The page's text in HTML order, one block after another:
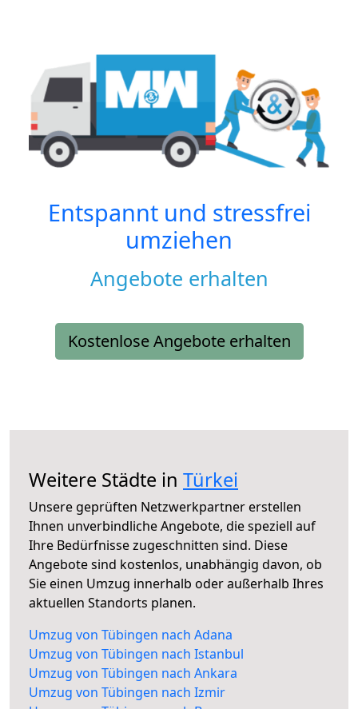
Entspannt und stressfrei
umziehen
Angebote erhalten
Kostenlose Angebote erhalten
Weitere Städte in Türkei
Unsere geprüften Netzwerkpartner erstellen
Ihnen unverbindliche Angebote, die speziell auf
Ihre Bedürfnisse zugeschnitten sind. Diese
Angebote sind kostenlos, unabhängig davon, ob
Sie einen Umzug innerhalb oder außerhalb Ihres
aktuellen Standorts planen.
Umzug von Tübingen nach Adana
Umzug von Tübingen nach Istanbul
Umzug von Tübingen nach Ankara
Umzug von Tübingen nach Izmir